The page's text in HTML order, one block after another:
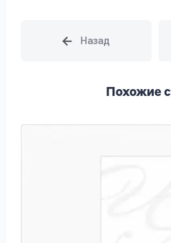
Похожие